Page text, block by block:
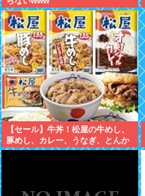
【セール】牛丼！松屋の牛めし、
豚めし、カレー、うなぎ、とんか
つなどなどの冷凍食品がセール